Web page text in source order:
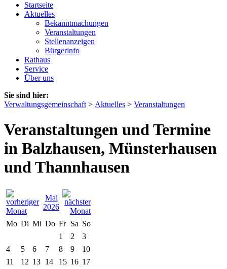
Startseite
Aktuelles
Bekanntmachungen
Veranstaltungen
Stellenanzeigen
Bürgerinfo
Rathaus
Service
Über uns
Sie sind hier:
Verwaltungsgemeinschaft > Aktuelles > Veranstaltungen
Veranstaltungen und Termine
in Balzhausen, Münsterhausen
und Thannhausen
Mai
2026
Mo Di Mi Do Fr Sa So
1
2
3
4
5 6 7 8 9
10
11
12 13 14 15 16 17